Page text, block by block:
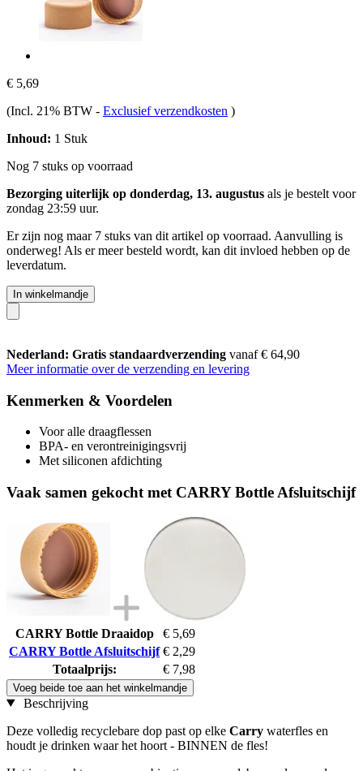
€ 5,69
(Incl. 21% BTW - Exclusief verzendkosten )
Inhoud: 1 Stuk
Nog 7 stuks op voorraad
Bezorging uiterlijk op donderdag, 13. augustus als je bestelt voor
zondag 23:59 uur.
Er zijn nog maar 7 stuks van dit artikel op voorraad. Aanvulling is
onderweg! Als er meer besteld wordt, kan dit invloed hebben op de
leverdatum.
In winkelmandje
Nederland: Gratis standaardverzending vanaf € 64,90
Meer informatie over de verzending en levering
Kenmerken & Voordelen
Voor alle draagflessen
BPA- en verontreinigingsvrij
Met siliconen afdichting
Vaak samen gekocht met CARRY Bottle Afsluitschijf
CARRY Bottle Draaidop
€ 5,69
CARRY Bottle Afsluitschijf € 2,29
Totaalprijs:
€ 7,98
Voeg beide toe aan het winkelmandje
Beschrijving
Deze volledig recyclebare dop past op elke Carry waterfles en
houdt je drinken waar het hoort - BINNEN de fles!